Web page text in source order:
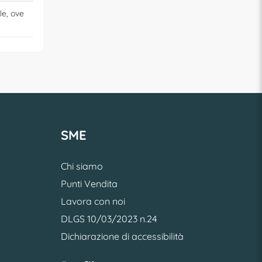
ove
SME
Chi siamo
Punti Vendita
Lavora con noi
DLGS 10/03/2023 n.24
Dichiarazione di accessibilità